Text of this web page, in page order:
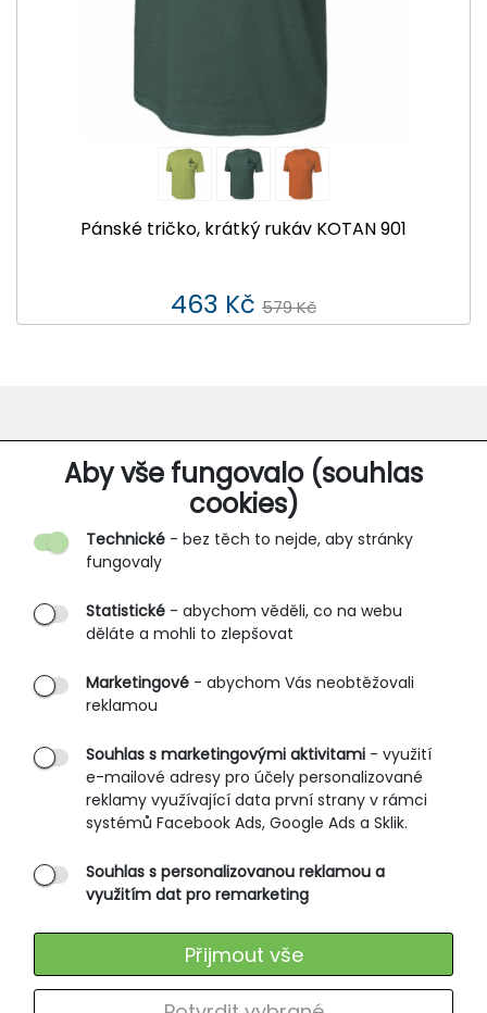
Aby vše fungovalo (souhlas
cookies)
Technické - bez těch to nejde, aby stránky
fungovaly
Statistické - abychom věděli, co na webu
děláte a mohli to zlepšovat
Marketingové - abychom Vás neobtěžovali
reklamou
Souhlas s marketingovými aktivitami - využití
e-mailové adresy pro účely personalizované
reklamy využívající data první strany v rámci
systémů Facebook Ads, Google Ads a Sklik.
Souhlas s personalizovanou reklamou a
využitím dat pro remarketing
Přijmout vše
Pánské tričko, krátký rukáv KOTAN 901
463 Kč 579 Kč
O SPOLEČNOSTI
O nás
Partnerské prodejny
B2B vstup
PRŮVODCE NAKUPOVÁNÍM
Obchodní podmínky
Rozměrové tabulky
Způsoby doručení
Ochrana osobních údajů
SLUŽBY ZÁKAZNÍKŮM
Výměna zboží